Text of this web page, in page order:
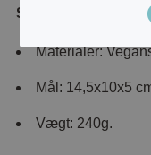
Specifikationer:
Materialer:
Mål: 14,5x10x5
Vægt: 240g.